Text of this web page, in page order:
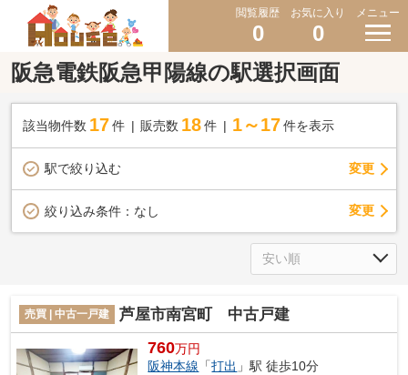
閲覧履歴
0
お気に入り
0
メニュー
阪急電鉄阪急甲陽線の駅選択画面
該当物件数 17件 販売数 18 件 1～17 件を表示
駅で絞り込む 変更
絞り込み条件： なし 変更
売買 | 中古一戸建 芦屋市南宮町 中古戸建
760万円
阪神本線 「打出 」駅 徒歩10分